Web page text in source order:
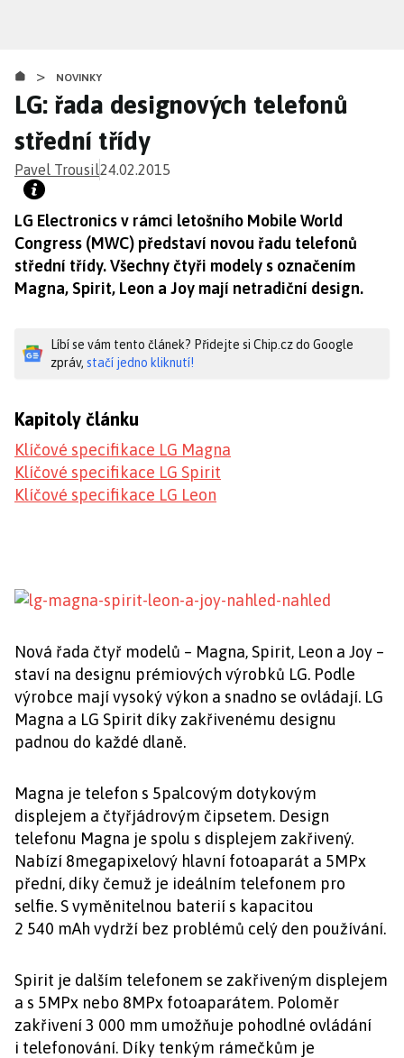
obsahu
> NOVINKY
LG: řada designových telefonů
střední třídy
Pavel Trousil24.02.2015
LG Electronics v rámci letošního Mobile World
Congress (MWC) představí novou řadu telefonů
střední třídy. Všechny čtyři modely s označením
Magna, Spirit, Leon a Joy mají netradiční design.
Líbí se vám tento článek? Přidejte si Chip.cz do Google
zpráv, stačí jedno kliknutí!
Kapitoly článku
Klíčové specifikace LG Magna
Klíčové specifikace LG Spirit
Klíčové specifikace LG Leon
Nová řada čtyř modelů – Magna, Spirit, Leon a Joy –
staví na designu prémiových výrobků LG. Podle
výrobce mají vysoký výkon a snadno se ovládají. LG
Magna a LG Spirit díky zakřivenému designu
padnou do každé dlaně.
Magna je telefon s 5palcovým dotykovým
displejem a čtyřjádrovým čipsetem. Design
telefonu Magna je spolu s displejem zakřivený.
Nabízí 8megapixelový hlavní fotoaparát a 5MPx
přední, díky čemuž je ideálním telefonem pro
selfie. S vyměnitelnou baterií s kapacitou
2 540 mAh vydrží bez problémů celý den používání.
Spirit je dalším telefonem se zakřiveným displejem
a s 5MPx nebo 8MPx fotoaparátem. Poloměr
zakřivení 3 000 mm umožňuje pohodlné ovládání
i telefonování. Díky tenkým rámečkům je